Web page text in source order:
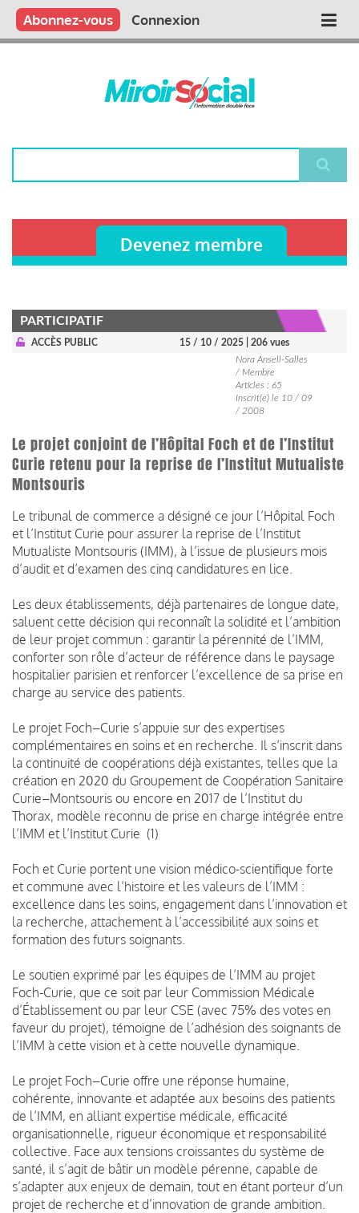
Aller
contenu
Main
Qui sommes nous ?
Vous publiez
Nous publions
Contactez-nous
Abonnez-vous Connexion
Devenez membre
PARTICIPATIF
ACCÈS PUBLIC 15 / 10 / 2025
| 206 vues
Nora Ansell-Salles
/ Membre
Articles : 65
Inscrit(e) le 10 / 09
/ 2008
Le projet conjoint de l’Hôpital Foch et de l’Institut
Curie retenu pour la reprise de l’Institut Mutualiste
Montsouris
Le tribunal de commerce a désigné ce jour l’Hôpital Foch
et l’Institut Curie pour assurer la reprise de l’Institut
Mutualiste Montsouris (IMM), à l’issue de plusieurs mois
d’audit et d’examen des cinq candidatures en lice.
Les deux établissements, déjà partenaires de longue date,
saluent cette décision qui reconnaît la solidité et l’ambition
de leur projet commun : garantir la pérennité de l’IMM,
conforter son rôle d’acteur de référence dans le paysage
hospitalier parisien et renforcer l’excellence de sa prise en
charge au service des patients.
Le projet Foch–Curie s’appuie sur des expertises
complémentaires en soins et en recherche. Il s’inscrit dans
la continuité de coopérations déjà existantes, telles que la
création en 2020 du Groupement de Coopération Sanitaire
Curie–Montsouris ou encore en 2017 de l’Institut du
Thorax, modèle reconnu de prise en charge intégrée entre
l’IMM et l’Institut Curie (1)
Foch et Curie portent une vision médico-scientifique forte
et commune avec l’histoire et les valeurs de l’IMM :
excellence dans les soins, engagement dans l’innovation et
la recherche, attachement à l’accessibilité aux soins et
formation des futurs soignants.
Le soutien exprimé par les équipes de l’IMM au projet
Foch-Curie, que ce soit par leur Commission Médicale
d’Établissement ou par leur CSE (avec 75% des votes en
faveur du projet), témoigne de l’adhésion des soignants de
l’IMM à cette vision et à cette nouvelle dynamique.
Le projet Foch–Curie offre une réponse humaine,
cohérente, innovante et adaptée aux besoins des patients
de l’IMM, en alliant expertise médicale, efficacité
organisationnelle, rigueur économique et responsabilité
collective. Face aux tensions croissantes du système de
santé, il s’agit de bâtir un modèle pérenne, capable de
s’adapter aux enjeux de demain, tout en étant porteur d’un
projet de recherche et d’innovation de grande ambition.